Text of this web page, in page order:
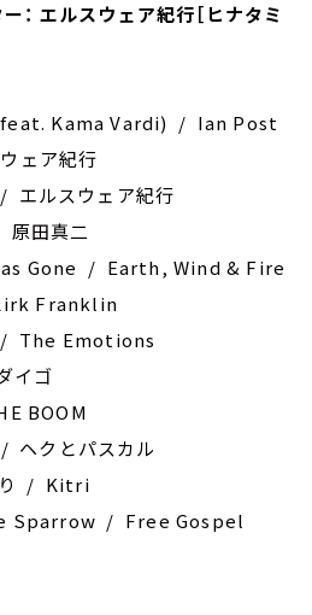
： エルスウェア紀行［ヒナタミ
Kama Vardi) / Ian Post
ェア紀行
エルスウェア紀行
原田真二
Gone / Earth, Wind & Fire
Franklin
The Emotions
イゴ
BOOM
クとパスカル
り / Kitri
Sparrow / Free Gospel